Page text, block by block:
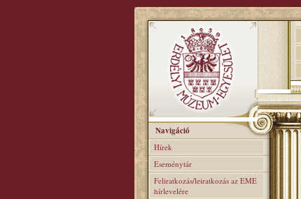
Navigáció
Hírek
Eseménytár
Feliratkozás/leiratkozás az EME
hírlevelére